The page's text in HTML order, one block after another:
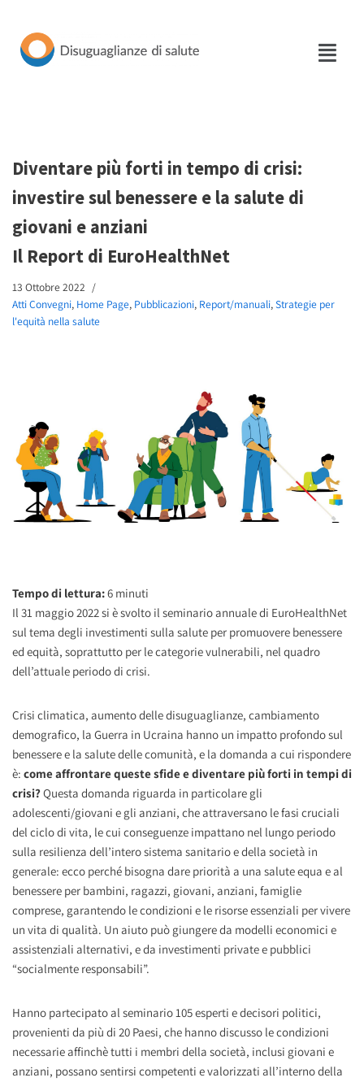
Vai
Diventare più forti in tempo di crisi:
investire sul benessere e la salute di
giovani e anziani
Il Report di EuroHealthNet
13 Ottobre 2022
Atti Convegni, Home Page, Pubblicazioni, Report/manuali,Strategie per
l'equità nella salute
Tempo di lettura:6 minuti
Il 31 maggio 2022 si è svolto il seminario annuale di EuroHealthNet
sul tema degli investimenti sulla salute per promuovere benessere
ed equità, soprattutto per le categorie vulnerabili, nel quadro
dell’attuale periodo di crisi.
Crisi climatica, aumento delle disuguaglianze, cambiamento
demografico, la Guerra in Ucraina hanno un impatto profondo sul
benessere e la salute delle comunità, e la domanda a cui rispondere
è: come affrontare queste sfide e diventare più forti in tempi di
crisi?Questa domanda riguarda in particolare gli
adolescenti/giovani e gli anziani, che attraversano le fasi cruciali
del ciclo di vita, le cui conseguenze impattano nel lungo periodo
sulla resilienza dell’intero sistema sanitario e della società in
generale: ecco perché bisogna dare priorità a una salute equa e al
benessere per bambini, ragazzi, giovani, anziani, famiglie
comprese, garantendo le condizioni e le risorse essenziali per vivere
un vita di qualità. Un aiuto può giungere da modelli economici e
assistenziali alternativi, e da investimenti private e pubblici
“socialmente responsabili”.
Hanno partecipato al seminario 105 esperti e decisori politici,
provenienti da più di 20 Paesi, che hanno discusso le condizioni
necessarie affinchè tutti i membri della società, inclusi giovani e
anziani, possano sentirsi competenti e valorizzati all’interno della